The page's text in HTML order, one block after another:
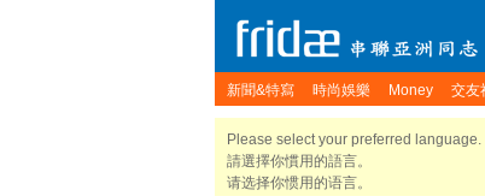
新聞&特寫 時尚娛樂 Money 交友
Please select your preferred language.
請選擇你慣用的語言。
请选择你惯用的语言。